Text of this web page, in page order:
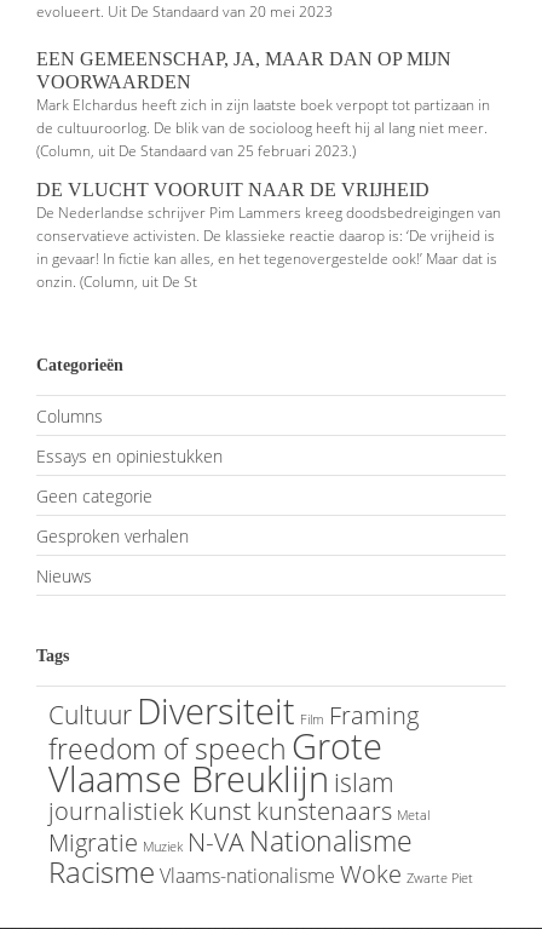
evolueert. Uit De Standaard van 20 mei 2023
EEN GEMEENSCHAP, JA, MAAR DAN OP MIJN
VOORWAARDEN
Mark Elchardus heeft zich in zijn laatste boek verpopt tot partizaan in
de cultuuroorlog. De blik van de socioloog heeft hij al lang niet meer.
(Column, uit De Standaard van 25 februari 2023.)
DE VLUCHT VOORUIT NAAR DE VRIJHEID
De Nederlandse schrijver Pim Lammers kreeg doodsbedreigingen van
conser­vatieve activisten. De klassieke reactie daarop is: ‘De vrijheid is
in gevaar! In fictie kan alles, en het tegenovergestelde ook!’ Maar dat is
onzin. (Column, uit De St
Categorieën
Columns
Essays en opiniestukken
Geen categorie
Gesproken verhalen
Nieuws
Tags
Cultuur Diversiteit Film Framing
freedom of speech Grote
Vlaamse Breuklijn islam
journalistiek Kunstkunstenaars Metal
Migratie Muziek N-VA Nationalisme
Racisme Vlaams-nationalisme Woke Zwarte Piet